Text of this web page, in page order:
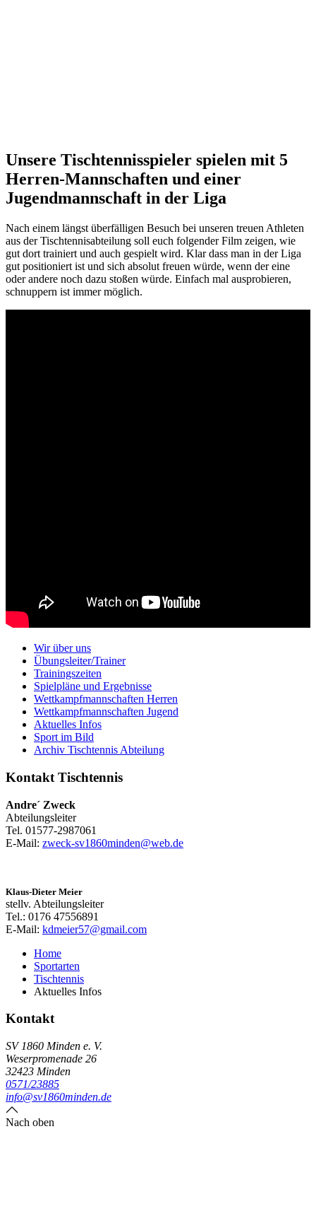
Unsere Tischtennisspieler spielen mit 5
Herren-Mannschaften und einer
Jugendmannschaft in der Liga
Nach einem längst überfälligen Besuch bei unseren treuen Athleten
aus der Tischtennisabteilung soll euch folgender Film zeigen, wie
gut dort trainiert und auch gespielt wird. Klar dass man in der Liga
gut positioniert ist und sich absolut freuen würde, wenn der eine
oder andere noch dazu stoßen würde. Einfach mal ausprobieren,
schnuppern ist immer möglich.
Wir über uns
Übungsleiter/Trainer
Trainingszeiten
Spielpläne und Ergebnisse
Wettkampfmannschaften Herren
Wettkampfmannschaften Jugend
Aktuelles Infos
Sport im Bild
Archiv Tischtennis Abteilung
Kontakt Tischtennis
Andre´ Zweck
Abteilungsleiter
Tel. 01577-2987061
E-Mail: zweck-sv1860minden@web.de
Klaus-Dieter Meier
stellv. Abteilungsleiter
Tel.: 0176 47556891
E-Mail: kdmeier57@gmail.com
Home
Sportarten
Tischtennis
Aktuelles Infos
Kontakt
SV 1860 Minden e. V.
Weserpromenade 26
32423 Minden
0571/23885
info@sv1860minden.de
Nach oben